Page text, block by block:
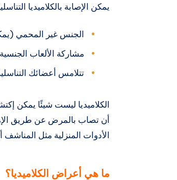
يمكن الإصابة بالكلاميديا
الجنس غير المحمي
مشاركة الألعاب
تتلامس أعضائك
الكلاميديا ​​ليست شيئًا يمكن
أن تصاب بالمرض عن طريق
الأدوات المنزلية مثل المناشف
ما هي أعراض الكلاميديا؟